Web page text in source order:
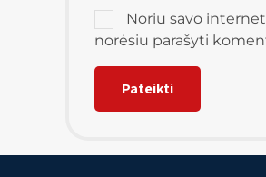
Noriu savo
norėsiu parašyti